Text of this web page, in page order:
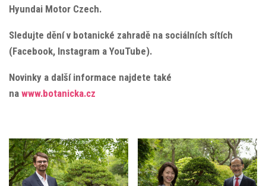
Hyundai Motor Czech.
Sledujte dění v botanické zahradě na sociálních sítích
(Facebook, Instagram a YouTube).
Novinky a další informace najdete také
na www.botanicka.cz